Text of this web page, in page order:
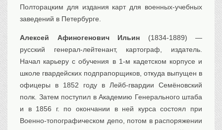
Полторацким для издания карт для военных-учебных
заведений в Петербурге.
Алексей Афиногенович Ильин (1834-1889) —
русский генерал-лейтенант, картограф, издатель.
Начал карьеру с обучения в 1-м кадетском корпусе и
школе гвардейских подпрапорщиков, откуда выпущен в
офицеры в 1852 году в Лейб-гвардии Семёновский
полк. Затем поступил в Академию Генерального штаба
и в 1856 г. по окончании в ней курса состоял при
Военно-топографическом депо, потом в распоряжении